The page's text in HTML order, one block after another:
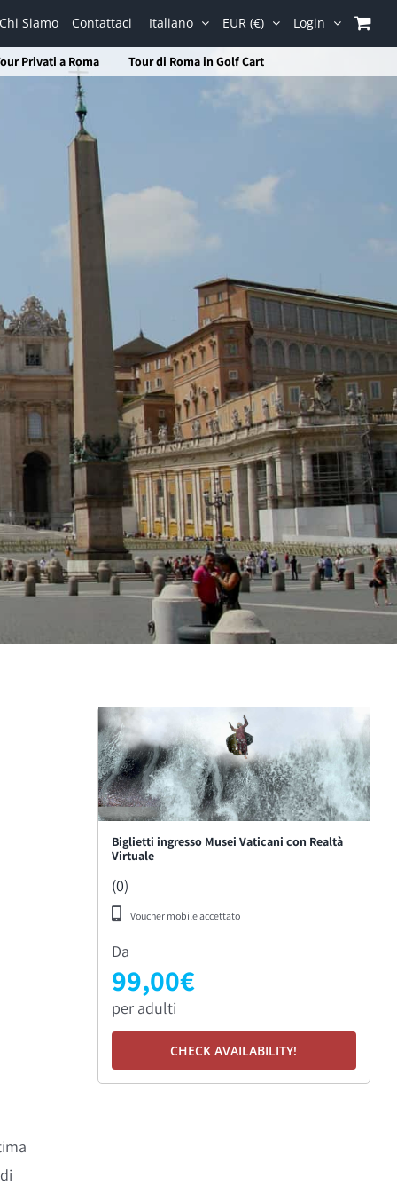
Chi Siamo Contattaci Italiano EUR (€) Login
Privati a Roma Tour di Roma in Golf Cart
Biglietti ingresso Musei Vaticani con Realtà
Virtuale
(0)
Voucher mobile accettato
Da
99,00€
per adulti
CHECK AVAILABILITY!